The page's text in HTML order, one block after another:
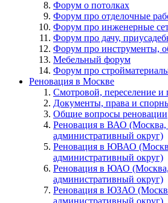
Форум о потолках
Форум про отделочные
Форум про инженерные
Форум про дачу,
Форум про инструменты,
Мебельный форум
Форум про
Реновация в Москве
Смотровой, переселение и
Документы, права и
Общие вопросы реновации
Реновация в ВАО (Москва,
административный округ)
Реновация в ЮВАО
административный округ)
Реновация в ЮАО
административный округ)
Реновация в ЮЗАО